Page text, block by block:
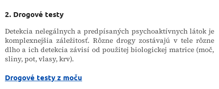
2. Drogové testy
Detekcia nelegálnych a predpísaných psychoaktívnych látok je
komplexnejšia záležitosť. Rôzne drogy zostávajú v tele rôzne
dlho a ich detekcia závisí od použitej biologickej matrice (moč,
sliny, pot, vlasy, krv).
Drogové testy z moču